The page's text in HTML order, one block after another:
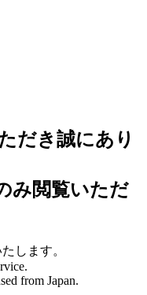
だき誠にあり
み閲覧いただ
します。
from Japan.